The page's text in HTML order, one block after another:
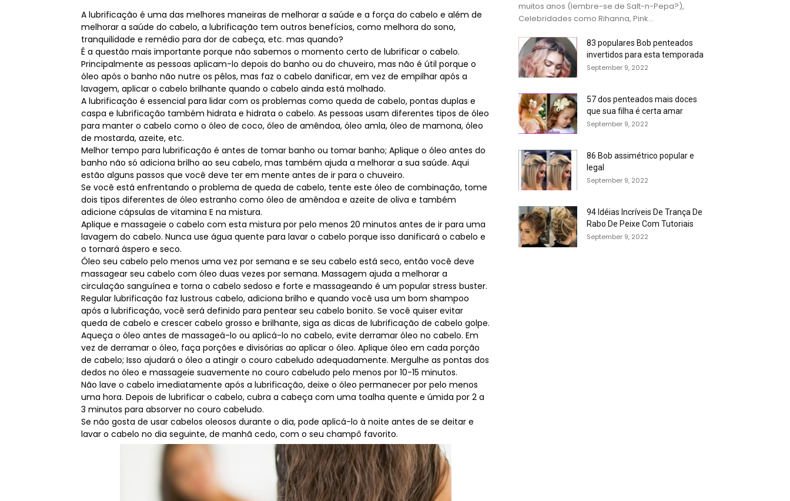
A lubrificação é uma das melhores maneiras de melhorar a saúde e a força do cabelo e além de
melhorar a saúde do cabelo, a lubrificação tem outros benefícios, como melhora do sono,
tranquilidade e remédio para dor de cabeça, etc. mas quando?
É a questão mais importante porque não sabemos o momento certo de lubrificar o cabelo.
Principalmente as pessoas aplicam-lo depois do banho ou do chuveiro, mas não é útil porque o
óleo após o banho não nutre os pêlos, mas faz o cabelo danificar, em vez de empilhar após a
lavagem, aplicar o cabelo brilhante quando o cabelo ainda está molhado.
A lubrificação é essencial para lidar com os problemas como queda de cabelo, pontas duplas e
caspa e lubrificação também hidrata e hidrata o cabelo. As pessoas usam diferentes tipos de óleo
para manter o cabelo como o óleo de coco, óleo de amêndoa, óleo amla, óleo de mamona, óleo
de mostarda, azeite, etc.
Melhor tempo para lubrificação é antes de tomar banho ou tomar banho; Aplique o óleo antes do
banho não só adiciona brilho ao seu cabelo, mas também ajuda a melhorar a sua saúde. Aqui
estão alguns passos que você deve ter em mente antes de ir para o chuveiro.
Se você está enfrentando o problema de queda de cabelo, tente este óleo de combinação, tome
dois tipos diferentes de óleo estranho como óleo de amêndoa e azeite de oliva e também
adicione cápsulas de vitamina E na mistura.
Aplique e massageie o cabelo com esta mistura por pelo menos 20 minutos antes de ir para uma
lavagem do cabelo. Nunca use água quente para lavar o cabelo porque isso danificará o cabelo e
o tornará áspero e seco.
Óleo seu cabelo pelo menos uma vez por semana e se seu cabelo está seco, então você deve
massagear seu cabelo com óleo duas vezes por semana. Massagem ajuda a melhorar a
circulação sanguínea e torna o cabelo sedoso e forte e massageando é um popular stress buster.
Regular lubrificação faz lustrous cabelo, adiciona brilho e quando você usa um bom shampoo
após a lubrificação, você será definido para pentear seu cabelo bonito. Se você quiser evitar
queda de cabelo e crescer cabelo grosso e brilhante, siga as dicas de lubrificação de cabelo golpe.
Aqueça o óleo antes de massageá-lo ou aplicá-lo no cabelo, evite derramar óleo no cabelo. Em
vez de derramar o óleo, faça porções e divisórias ao aplicar o óleo. Aplique óleo em cada porção
de cabelo; Isso ajudará o óleo a atingir o couro cabeludo adequadamente. Mergulhe as pontas dos
dedos no óleo e massageie suavemente no couro cabeludo pelo menos por 10-15 minutos.
Não lave o cabelo imediatamente após a lubrificação, deixe o óleo permanecer por pelo menos
uma hora. Depois de lubrificar o cabelo, cubra a cabeça com uma toalha quente e úmida por 2 a
3 minutos para absorver no couro cabeludo.
Se não gosta de usar cabelos oleosos durante o dia, pode aplicá-lo à noite antes de se deitar e
lavar o cabelo no dia seguinte, de manhã cedo, com o seu champô favorito.
muitos anos (lembre-se de Salt-n-Pepa?),
Celebridades como Rihanna, Pink...
83 populares Bob penteados
invertidos para esta temporada
September 9, 2022
57 dos penteados mais doces
que sua filha é certa amar
September 9, 2022
86 Bob assimétrico popular e
legal
September 9, 2022
94 Idéias Incríveis De Trança De
Rabo De Peixe Com Tutoriais
September 9, 2022